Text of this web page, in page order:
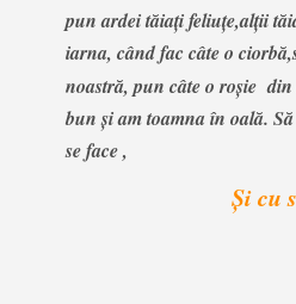
pun ardei tăiați feliuțe,alții
iarna, când fac câte o
noastră, pun câte o roșie
bun și am toamna în oală.
se face ,
Și cu